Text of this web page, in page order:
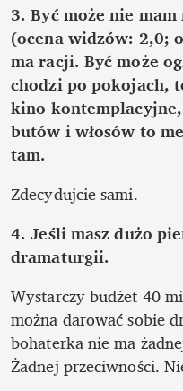
3. Być może nie
(ocena widzów: 2,0;
ma racji. Być może
chodzi po pokojach,
kino
butów i włosów to
tam.
Zdecydujcie sami.
4. Jeśli masz dużo
dramaturgii.
Wystarczy budżet 40
można darować sobie
bohaterka nie ma
Żadnej przeciwności.